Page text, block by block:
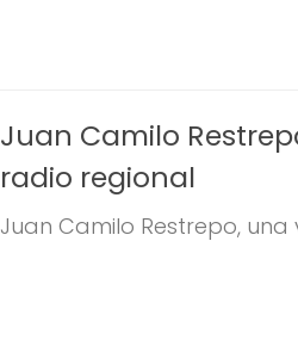
Juan Camilo
radio regional
Juan Camilo Restrepo,